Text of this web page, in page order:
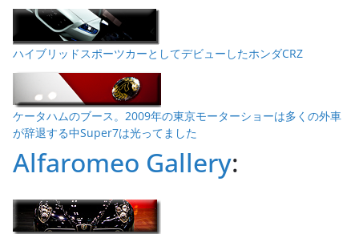
ハイブリッドスポーツカーとしてデビューしたホンダCRZ
ケータハムのブース。2009年の東京モーターショーは多くの外車
が辞退する中Super7は光ってました
Alfaromeo Gallery: